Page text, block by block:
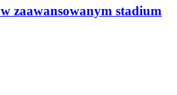
zaawansowanym stadium